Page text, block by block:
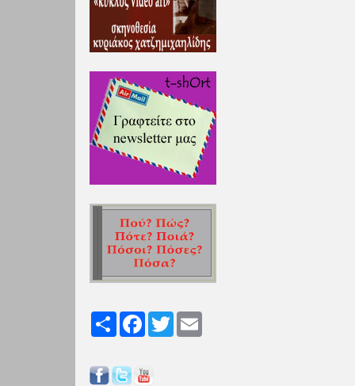
Share FacebookTwitter